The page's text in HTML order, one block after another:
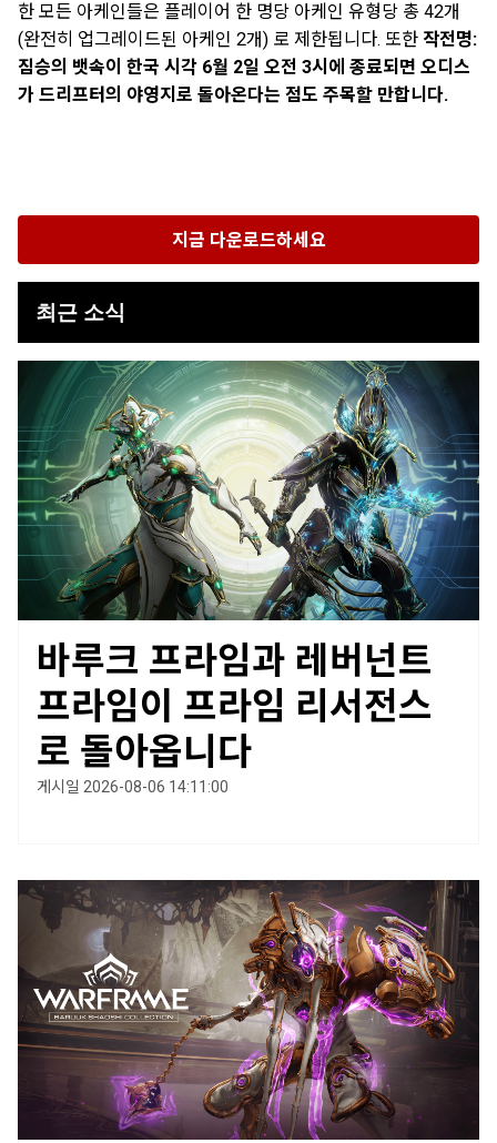
한 모든 아케인들은 플레이어 한 명당 아케인 유형당 총 42개
(완전히 업그레이드된 아케인 2개) 로 제한됩니다. 또한 작전명:
짐승의 뱃속이 한국 시각 6월 2일 오전 3시에 종료되면 오디스
가 드리프터의 야영지로 돌아온다는 점도 주목할 만합니다.
지금 다운로드하세요
최근 소식
바루크 프라임과 레버넌트
프라임이 프라임 리서전스
로 돌아옵니다
게시일 2026-08-06 14:11:00